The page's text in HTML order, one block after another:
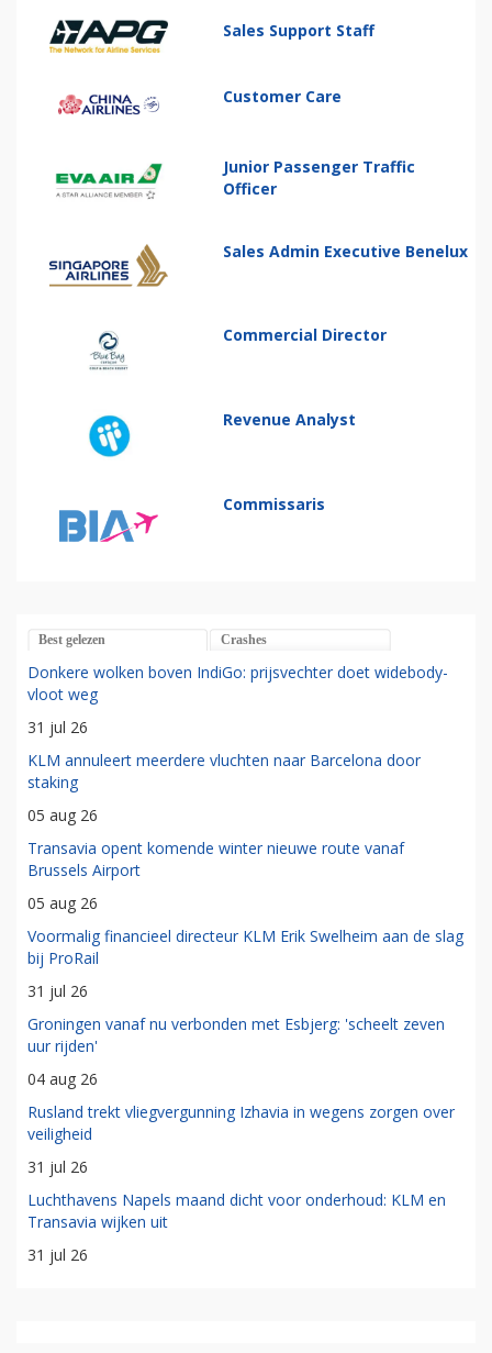
Sales Support Staff
Customer Care
Junior Passenger Traffic
Officer
Sales Admin Executive Benelux
Commercial Director
Revenue Analyst
Commissaris
Best gelezen Crashes
Donkere wolken boven IndiGo: prijsvechter doet widebody-
vloot weg
31 jul 26
KLM annuleert meerdere vluchten naar Barcelona door
staking
05 aug 26
Transavia opent komende winter nieuwe route vanaf
Brussels Airport
05 aug 26
Voormalig financieel directeur KLM Erik Swelheim aan de slag
bij ProRail
31 jul 26
Groningen vanaf nu verbonden met Esbjerg: 'scheelt zeven
uur rijden'
04 aug 26
Rusland trekt vliegvergunning Izhavia in wegens zorgen over
veiligheid
31 jul 26
Luchthavens Napels maand dicht voor onderhoud: KLM en
Transavia wijken uit
31 jul 26